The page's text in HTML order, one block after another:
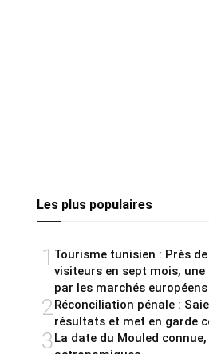
Les plus populaires
1 Tourisme tunisien : Près
visiteurs en sept mois,
par les marchés européens
2Réconciliation pénale :
résultats et met en garde
3La date du Mouled